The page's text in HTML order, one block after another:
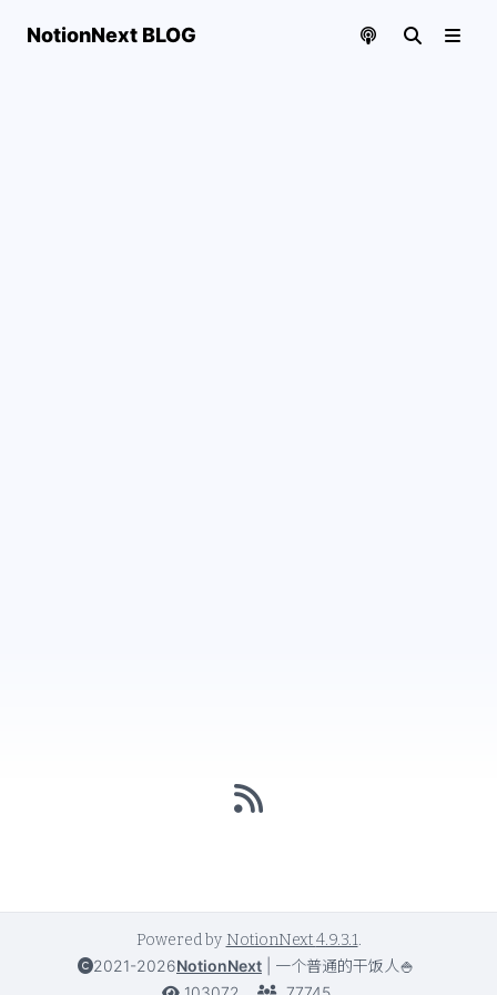
NotionNext BLOG
Powered by NotionNext4.9.3.1.
2021-2026NotionNext
一个普通的干饭人🍚